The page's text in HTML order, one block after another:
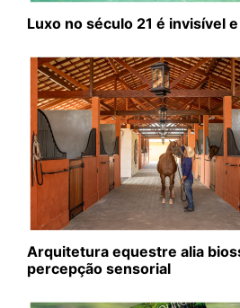
Luxo no século 21 é invisível
Arquitetura equestre alia
percepção sensorial